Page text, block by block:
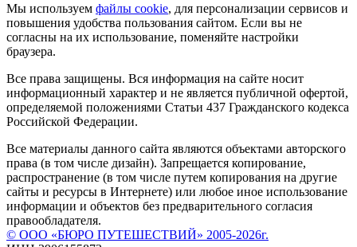
Мы используем файлы cookie, для персонализации сервисов и
повышения удобства пользования сайтом. Если вы не
согласны на их использование, поменяйте настройки
браузера.
Все права защищены. Вся информация на сайте носит
информационный характер и не является публичной офертой,
определяемой положениями Статьи 437 Гражданского кодекса
Российской Федерации.
Все материалы данного сайта являются объектами авторского
права (в том числе дизайн). Запрещается копирование,
распространение (в том числе путем копирования на другие
сайты и ресурсы в Интернете) или любое иное использование
информации и объектов без предварительного согласия
правообладателя.
© ООО «БЮРО ПУТЕШЕСТВИЙ» 2005-2026г.